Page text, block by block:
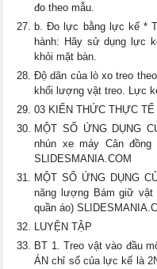
đo theo mẫu.
b. Đo lực bằng lực kế *
hành: Hãy sử dụng lực
khỏi mặt bàn.
Độ dãn của lò xo treo
khối lượng vật treo. Lực
03 KIẾN THỨC THỰC TẾ
MỘT SỐ ỨNG DỤNG
nhún xe máy Cân
SLIDESMANIA.COM
MỘT SỐ ỨNG DỤNG
năng lượng Bám giữ vật
quần áo)
LUYỆN TẬP
BT 1. Treo vật vào đầu
ÁN chỉ số của lực kế là